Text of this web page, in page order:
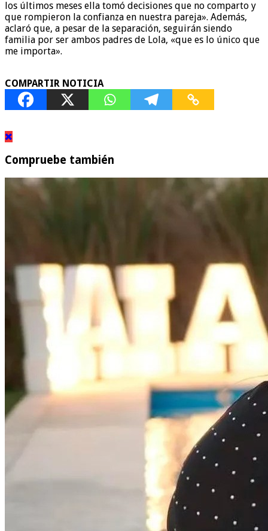
los últimos meses ella tomó decisiones que no comparto y
que rompieron la confianza en nuestra pareja». Además,
aclaró que, a pesar de la separación, seguirán siendo
familia por ser ambos padres de Lola, «que es lo único que
me importa».
COMPARTIR NOTICIA
Compruebe también